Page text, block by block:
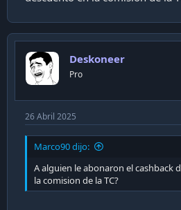
Deskoneer
Pro
26 Abril 2025
Marco90 dijo:
A alguien le abonaron el cashback
la comision de la TC?